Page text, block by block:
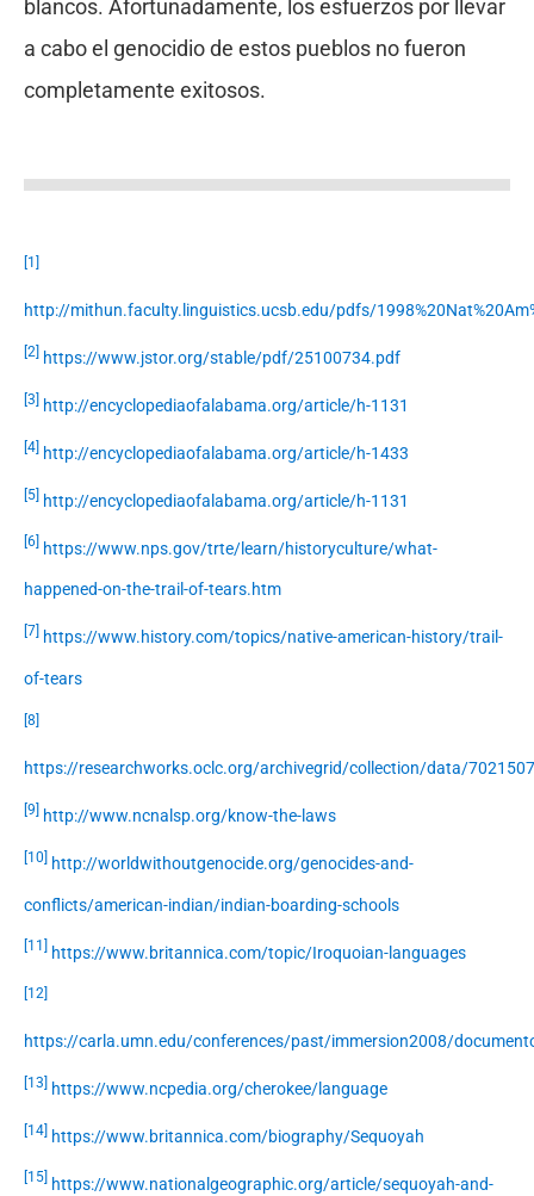
blancos. Afortunadamente, los esfuerzos por llevar
a cabo el genocidio de estos pueblos no fueron
completamente exitosos.
[1]
http://mithun.faculty.linguistics.ucsb.edu/pdfs/
[2] https://www.jstor.org/stable/pdf/25100734.pdf
[3] http://encyclopediaofalabama.org/article/h-1131
[4] http://encyclopediaofalabama.org/article/h-1433
[5] http://encyclopediaofalabama.org/article/h-1131
[6] https://www.nps.gov/trte/learn/historyculture/what-
happened-on-the-trail-of-tears.htm
[7] https://www.history.com/topics/native-american-history/trail-
of-tears
[8]
https://researchworks.oclc.org/archivegrid/collection/data/
[9] http://www.ncnalsp.org/know-the-laws
[10] http://worldwithoutgenocide.org/genocides-and-
conflicts/american-indian/indian-boarding-schools
[11] https://www.britannica.com/topic/Iroquoian-languages
[12]
https://carla.umn.edu/conferences/past/immersion2008/
[13] https://www.ncpedia.org/cherokee/language
[14] https://www.britannica.com/biography/Sequoyah
[15] https://www.nationalgeographic.org/article/sequoyah-and-